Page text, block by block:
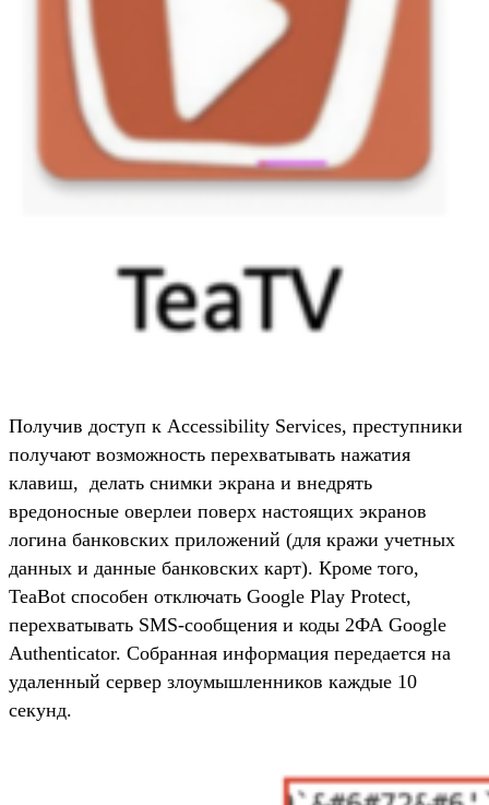
Получив доступ к Accessibility Services, преступники
получают возможность перехватывать нажатия
клавиш, делать снимки экрана и внедрять
вредоносные оверлеи поверх настоящих экранов
логина банковских приложений (для кражи учетных
данных и данные банковских карт). Кроме того,
TeaBot способен отключать Google Play Protect,
перехватывать SMS-сообщения и коды 2ФА Google
Authenticator. Собранная информация передается на
удаленный сервер злоумышленников каждые 10
секунд.